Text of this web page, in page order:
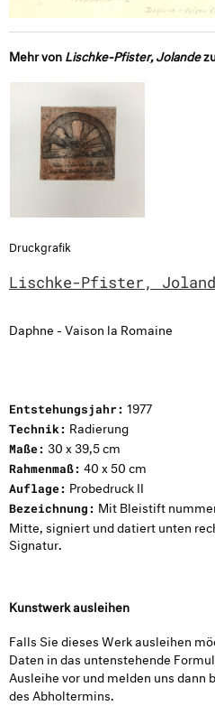
Mehr vonLischke-Pfister, Jolande
Druckgrafik
Lischke-Pfister,
Daphne - Vaison la Romaine
Entstehungsjahr: 1977
Technik: Radierung
Maße: 30 x 39,5 cm
Rahmenmaß: 40 x 50 cm
Auflage: Probedruck II
Bezeichnung: Mit Bleistift
Mitte, signiert und datiert unten
Signatur.
Kunstwerk ausleihen
Falls Sie dieses Werk ausleihen
Daten in das untenstehende
Ausleihe vor und melden uns dann
des Abholtermins.